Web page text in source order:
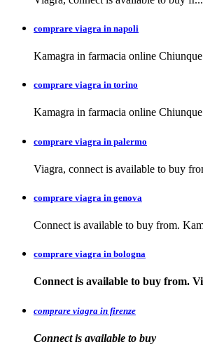
comprare viagra in napoli
Kamagra in farmacia online
comprare viagra in torino
Kamagra in farmacia online
comprare viagra in palermo
Viagra, connect is available to buy
comprare viagra in genova
Connect is available to buy from.
comprare viagra in bologna
Connect is available to buy from.
comprare viagra in firenze
Connect is available to buy